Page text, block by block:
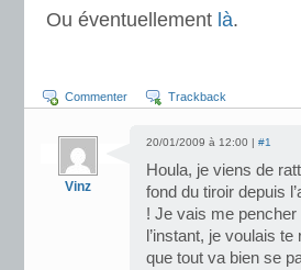
Ou éventuellement là.
Commenter Trackback
Vinz
20/01/2009 à 12:00 | #1
Houla, je viens de
fond du tiroir depuis
! Je vais me pencher
l’instant, je voulais
que tout va bien se